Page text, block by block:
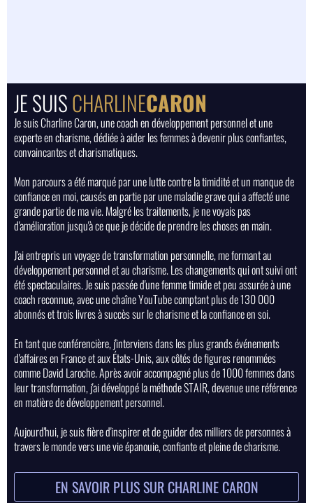
JE SUISCHARLINECARON
Je suis Charline Caron, une coach en développement personnel et une
experte en charisme, dédiée à aider les femmes à devenir plus confiantes,
convaincantes et charismatiques.
Mon parcours a été marqué par une lutte contre la timidité et un manque de
confiance en moi, causés en partie par une maladie grave qui a affecté une
grande partie de ma vie. Malgré les traitements, je ne voyais pas
d'amélioration jusqu'à ce que je décide de prendre les choses en main.
J'ai entrepris un voyage de transformation personnelle, me formant au
développement personnel et au charisme. Les changements qui ont suivi ont
été spectaculaires. Je suis passée d'une femme timide et peu assurée à une
coach reconnue, avec une chaîne YouTube comptant plus de 130 000
abonnés et trois livres à succès sur le charisme et la confiance en soi.
En tant que conférencière, j'interviens dans les plus grands événements
d'affaires en France et aux États-Unis, aux côtés de figures renommées
comme David Laroche. Après avoir accompagné plus de 1000 femmes dans
leur transformation, j'ai développé la méthode STAIR, devenue une référence
en matière de développement personnel.
Aujourd'hui, je suis fière d'inspirer et de guider des milliers de personnes à
travers le monde vers une vie épanouie, confiante et pleine de charisme.
EN SAVOIR PLUS SUR CHARLINE CARON